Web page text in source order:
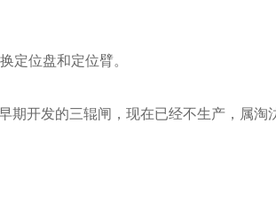
定位盘和定位臂。
期开发的三辊闸，现在已经不生产，属淘